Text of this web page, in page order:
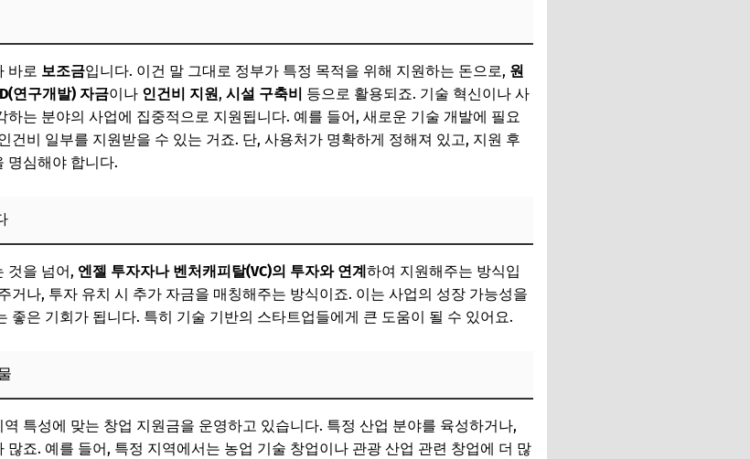
용: 자금 확보의 핵심 열쇠
리스트: 꼼꼼함이 성공을 부른다
, 나이, 사업 분야 등)
심사위원의 마음을 사로잡자!
요
보증
달아주다
바로 보조금입니다. 이건 말 그대로 정부가 특정 목적을 위해 지원하는 돈으로, 원
연구개발) 자금이나 인건비 지원, 시설 구축비 등으로 활용되죠. 기술 혁신이나 사
는 분야의 사업에 집중적으로 지원됩니다. 예를 들어, 새로운 기술 개발에 필요
건비 일부를 지원받을 수 있는 거죠. 단, 사용처가 명확하게 정해져 있고, 지원 후
명심해야 합니다.
것을 넘어, 엔젤 투자자나 벤처캐피탈(VC)의 투자와 연계 하여 지원해주는 방식입
거나, 투자 유치 시 추가 자금을 매칭해주는 방식이죠. 이는 사업의 성장 가능성을
좋은 기회가 됩니다. 특히 기술 기반의 스타트업들에게 큰 도움이 될 수 있어요.
역 특성에 맞는 창업 지원금을 운영하고 있습니다. 특정 산업 분야를 육성하거나,
죠. 예를 들어, 특정 지역에서는 농업 기술 창업이나 관광 산업 관련 창업에 더 많